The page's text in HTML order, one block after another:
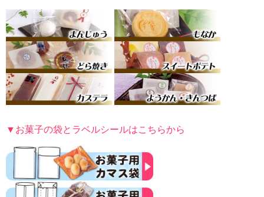
▼お菓子の袋とラベルシールはこちらから